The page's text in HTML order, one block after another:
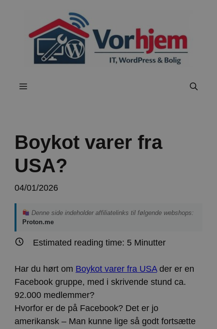
Menu
Boykot varer fra
USA?
04/01/2026
Denne side indeholder affiliatelinks til følgende webshops:
Proton.me
Estimated reading time: 5 Minutter
Har du hørt om Boykot varer fra USAder er en
Facebook gruppe, med i skrivende stund ca.
92.000 medlemmer?
Hvorfor er de på Facebook? Det er jo
amerikansk – Man kunne lige så godt fortsætte